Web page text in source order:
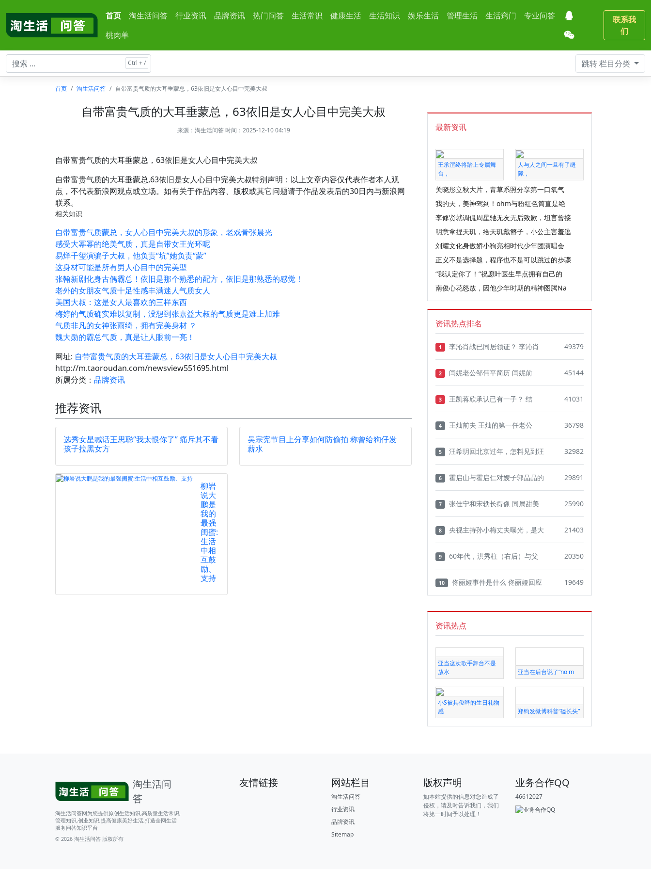
首页 淘生活问答 行业资讯 品牌资讯 热门问答 生活常识 健康生活 生活知识 娱乐生活 管理生活 生活窍门
专业问答
桃肉单
联系我
们
跳转栏目分类
首页 淘生活问答 自带富贵气质的大耳垂蒙总，63依旧是女人心目中完美大叔
自带富贵气质的大耳垂蒙总，63依旧是女人心目中完美大叔
来源： 淘生活问答 时间：2025-12-10 04:19
自带富贵气质的大耳垂蒙总，63依旧是女人心目中完美大叔
自带富贵气质的大耳垂蒙总,63依旧是女人心目中完美大叔特别声明：以上文章内容仅代表作者本人观
点，不代表新浪网观点或立场。如有关于作品内容、版权或其它问题请于作品发表后的30日内与新浪网
联系。
相关知识
自带富贵气质蒙总，女人心目中完美大叔的形象，老戏骨张晨光
感受大幂幂的绝美气质，真是自带女王光环呢
易烊千玺演骗子大叔，他负责“坑”她负责“蒙”
这身材可能是所有男人心目中的完美型
张翰新剧化身古偶霸总！依旧是那个熟悉的配方，依旧是那熟悉的感觉！
老外的女朋友气质十足性感丰满迷人气质女人
美国大叔：这是女人最喜欢的三样东西
梅婷的气质确实难以复制，没想到张嘉益大叔的气质更是难上加难
气质非凡的女神张雨绮，拥有完美身材 ？
魏大勋的霸总气质，真是让人眼前一亮！
网址: 自带富贵气质的大耳垂蒙总，63依旧是女人心目中完美大叔
http://m.taoroudan.com/newsview551695.html
所属分类： 品牌资讯
推荐资讯
选秀女星喊话王思聪“我太恨你了” 痛斥其不看
孩子拉黑女方
吴宗宪节目上分享如何防偷拍 称曾给狗仔发
薪水
柳岩
说大
鹏是
我的
最强
闺蜜:
生活
中相
互鼓
励、
支持
最新资讯
王承渲终将踏上专属舞
台，
人与人之间一旦有了缝
隙，
关晓彤立秋大片，青草系照分享第一口氧气
我的天，美神驾到！ohm与粉红色简直是绝
李修贤就调侃周星驰无友无后致歉，坦言曾接
明意拿捏天玑，给天玑戴簪子，小公主害羞逃
刘耀文化身傲娇小狗亮相时代少年团演唱会
正义不是选择题，程序也不是可以跳过的步骤
“我认定你了！”祝愿叶医生早点拥有自己的
南俊心花怒放，因他少年时期的精神图腾Na
资讯热点排名
1 李沁肖战已同居领证？ 李沁肖 49379
2 闫妮老公邹伟平简历 闫妮前 45144
3 王凯蒋欣承认已有一子？ 结 41031
4 王灿前夫 王灿的第一任老公 36798
5 汪希玥回北京过年，怎料见到汪 32982
6 霍启山与霍启仁对嫂子郭晶晶的 29891
7 张佳宁和宋轶长得像 同属甜美 25990
8 央视主持孙小梅丈夫曝光，是大 21403
9 60年代，洪秀柱（右后）与父 20350
10 佟丽娅事件是什么 佟丽娅回应 19649
资讯热点
亚当这次歌手舞台不是
放水
亚当在后台说了“no m
小S被具俊晔的生日礼物
感
郑钧发微博科普“磕长头”
淘生活问
答
淘生活问答网为您提供原创生活知识,高质量生活常识,
管理知识,创业知识,提高健康美好生活,打造全网生活
服务问答知识平台
© 2026 淘生活问答 版权所有
友情链接 网站栏目
淘生活问答
行业资讯
品牌资讯
Sitemap
版权声明
如本站提供的信息对您造成了
侵权，请及时告诉我们，我们
将第一时间予以处理！
业务合作QQ
46612027